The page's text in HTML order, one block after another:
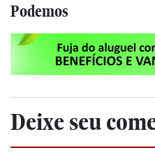
Podemos
Deixe seu